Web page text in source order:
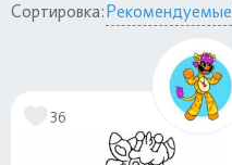
Сортировка:Рекомендуемые
36